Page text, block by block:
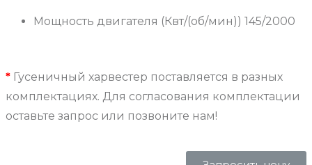
Мощность двигателя (Квт/(об/мин)) 145/2000
* Гусеничный харвестер поставляется в разных
комплектациях. Для согласования комплектации
оставьте запрос или позвоните нам!